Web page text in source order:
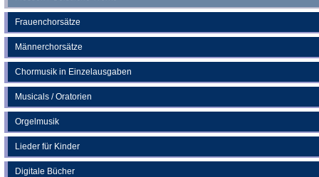
Frauenchorsätze
Männerchorsätze
Chormusik in Einzelausgaben
Musicals / Oratorien
Orgelmusik
Lieder für Kinder
Digitale Bücher